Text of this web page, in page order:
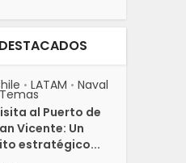
• LATAM • Naval
Temas
al Puerto de
Vicente: Un
estratégico...